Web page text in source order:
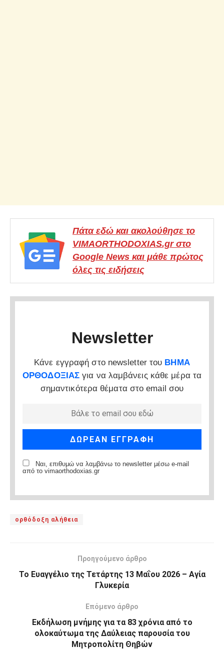
Πάτα εδώ και ακολούθησε το
VIMAORTHODOXIAS.gr στο
Google News και μάθε πρώτος
όλες τις ειδήσεις
Newsletter
Κάνε εγγραφή στο newsletter του ΒΗΜΑ
ΟΡΘΟΔΟΞΙΑΣ για να λαμβάνεις κάθε μέρα τα
σημαντικότερα θέματα στο email σου
Ναι, επιθυμώ να λαμβάνω το newsletter μέσω e-mail
από το vimaorthodoxias.gr
ορθόδοξη αλήθεια
Προηγούμενο άρθρο
Το Ευαγγέλιο της Τετάρτης 13 Μαΐου 2026 – Αγία
Γλυκερία
Επόμενο άρθρο
Εκδήλωση μνήμης για τα 83 χρόνια από το
ολοκαύτωμα της Δαύλειας παρουσία του
Μητροπολίτη Θηβών